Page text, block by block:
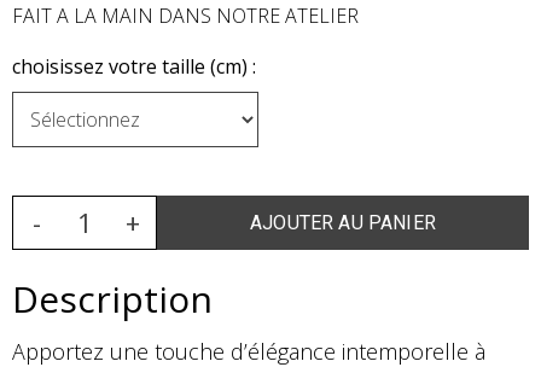
FAIT A LA MAIN DANS NOTRE ATELIER
choisissez votre taille (cm) :
Description
Apportez une touche d’élégance intemporelle à